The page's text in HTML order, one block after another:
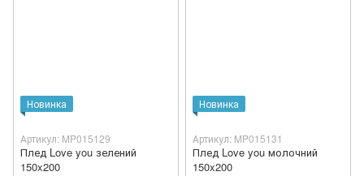
Новинка
Артикул: MP015129
Плед Love you зелений
150x200
Новинка
Артикул: MP015131
Плед Love you молочний
150x200